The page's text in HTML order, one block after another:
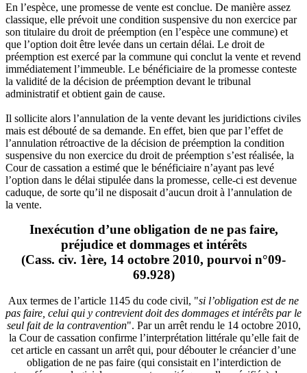
En l’espèce, une promesse de vente est conclue. De manière assez
classique, elle prévoit une condition suspensive du non exercice par
son titulaire du droit de préemption (en l’espèce une commune) et
que l’option doit être levée dans un certain délai. Le droit de
préemption est exercé par la commune qui conclut la vente et revend
immédiatement l’immeuble. Le bénéficiaire de la promesse conteste
la validité de la décision de préemption devant le tribunal
administratif et obtient gain de cause.
Il sollicite alors l’annulation de la vente devant les juridictions civiles
mais est débouté de sa demande. En effet, bien que par l’effet de
l’annulation rétroactive de la décision de préemption la condition
suspensive du non exercice du droit de préemption s’est réalisée, la
Cour de cassation a estimé que le bénéficiaire n’ayant pas levé
l’option dans le délai stipulée dans la promesse, celle-ci est devenue
caduque, de sorte qu’il ne disposait d’aucun droit à l’annulation de
la vente.
Inexécution d’une obligation de ne pas faire,
préjudice et dommages et intérêts
(Cass. civ. 1ère, 14 octobre 2010, pourvoi n°09-
69.928)
Aux termes de l’article 1145 du code civil, "si l’obligation est de ne
pas faire, celui qui y contrevient doit des dommages et intérêts par le
seul fait de la contravention". Par un arrêt rendu le 14 octobre 2010,
la Cour de cassation confirme l’interprétation littérale qu’elle fait de
cet article en cassant un arrêt qui, pour débouter le créancier d’une
obligation de ne pas faire (qui consistait en l’interdiction de